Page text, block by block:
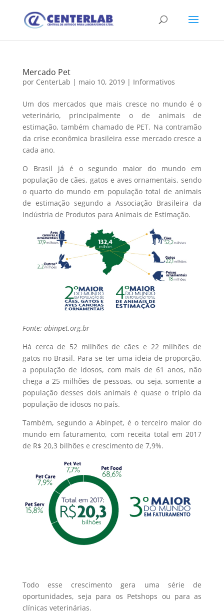
Mercado Pet
por CenterLab | maio 10, 2019| Informativos
Um dos mercados que mais cresce no mundo é o
veterinário, principalmente o de animais de
estimação, também chamado de PET. Na contramão
da crise econômica brasileira esse mercado cresce a
cada ano.
O Brasil já é o segundo maior do mundo em
população de cães, gatos e aves ornamentais, sendo
o quarto do mundo em população total de animais
de estimação segundo a Associação Brasileira da
Indústria de Produtos para Animais de Estimação.
Fonte: abinpet.org.br
Há cerca de 52 milhões de cães e 22 milhões de
gatos no Brasil. Para se ter uma ideia de proporção,
a população de idosos, com mais de 61 anos, não
chega a 25 milhões de pessoas, ou seja, somente a
população desses dois animais é quase o triplo da
população de idosos no país.
Também, segundo a Abinpet, é o terceiro maior do
mundo em faturamento, com receita total em 2017
de R$ 20,3 bilhões e crescimento de 7,9%.
Todo esse crescimento gera uma série de
oportunidades, seja para os Petshops ou para as
clínicas veterinárias.